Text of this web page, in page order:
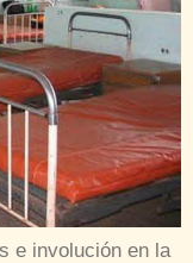
e involución en la